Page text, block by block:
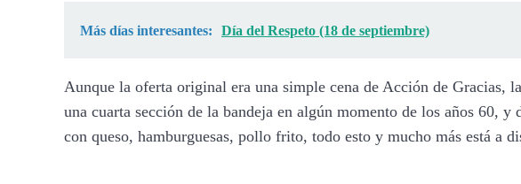
Más días interesantes: Día del Respeto (18 de septiembre)
Aunque la oferta original era una simple cena de Acción de Gracias,
una cuarta sección de la bandeja en algún momento de los años 60,
con queso, hamburguesas, pollo frito, todo esto y mucho más está a